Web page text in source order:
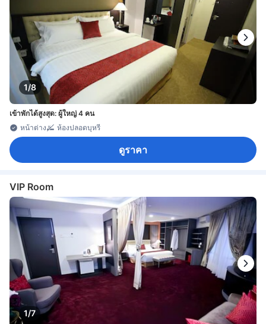
1/8
เข้าพักได้สูงสุด: ผู้ใหญ่ 4 คน
หน้าต่าง
ห้องปลอดบุหรี่
ดูราคา
VIP Room
1/7